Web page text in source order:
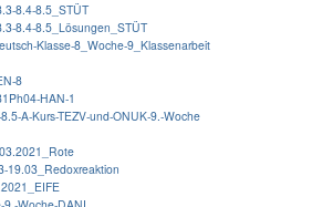
8.4-8.5_STÜT
8.4-8.5_Lösungen_STÜT
Klasse-8_Woche-9_Klassenarbeit
8
HAN-1
A-Kurs-TEZV-und-ONUK-9.-Woche
19.03_Redoxreaktion